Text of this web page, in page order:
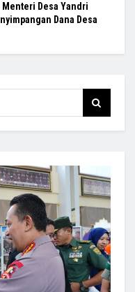
Desa Yandri
Dana Desa